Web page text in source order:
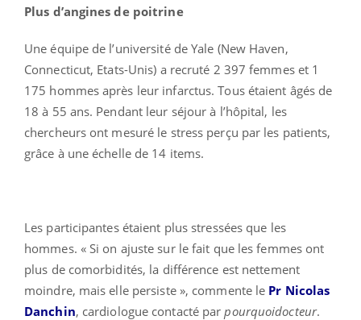
Plus d’angines de poitrine
Une équipe de l’université de Yale (New Haven,
Connecticut, Etats-Unis) a recruté 2 397 femmes et 1
175 hommes après leur infarctus. Tous étaient âgés de
18 à 55 ans. Pendant leur séjour à l’hôpital, les
chercheurs ont mesuré le stress perçu par les patients,
grâce à une échelle de 14 items.
Les participantes étaient plus stressées que les
hommes. « Si on ajuste sur le fait que les femmes ont
plus de comorbidités, la différence est nettement
moindre, mais elle persiste », commente le Pr Nicolas
Danchin, cardiologue contacté parpourquoidocteur.